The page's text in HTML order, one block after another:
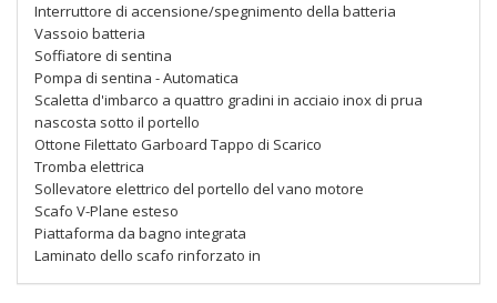
Interruttore di accensione/spegnimento della batteria
Vassoio batteria
Soffiatore di sentina
Pompa di sentina - Automatica
Scaletta d'imbarco a quattro gradini in acciaio inox di prua
nascosta sotto il portello
Ottone Filettato Garboard Tappo di Scarico
Tromba elettrica
Sollevatore elettrico del portello del vano motore
Scafo V-Plane esteso
Piattaforma da bagno integrata
Laminato dello scafo rinforzato in